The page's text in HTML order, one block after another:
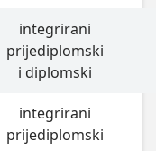
integrirani
prijediplomski
i diplomski
integrirani
prijediplomski